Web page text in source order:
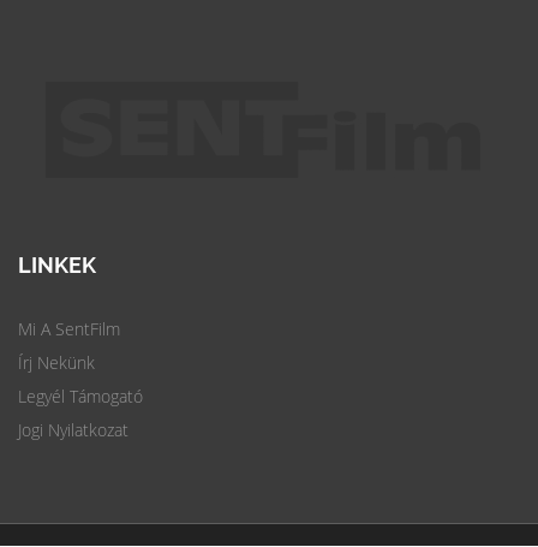
LINKEK
Mi A SentFilm
Írj Nekünk
Legyél Támogató
Jogi Nyilatkozat